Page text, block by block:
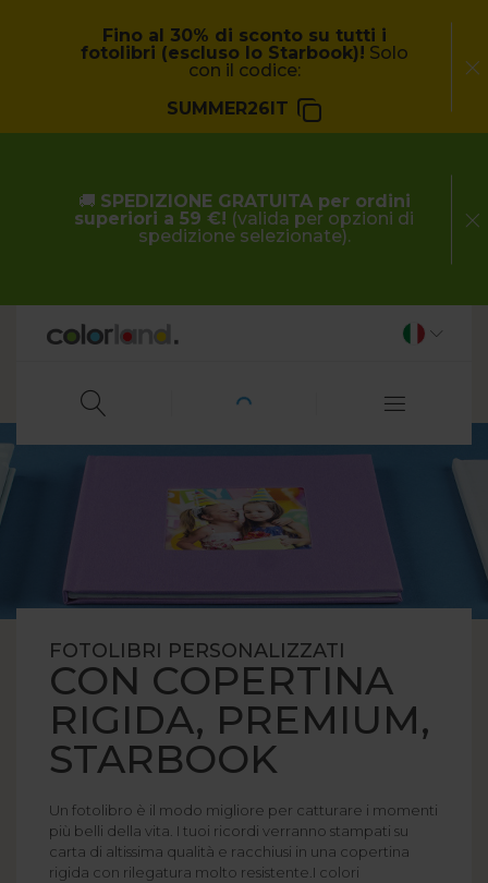
Fino al 30% di sconto su tutti i
fotolibri (escluso lo Starbook)! Solo
con il codice:
SUMMER26IT
🚚 SPEDIZIONE GRATUITA per ordini
superiori a 59 €! (valida per opzioni di
spedizione selezionate).
FOTOLIBRI PERSONALIZZATI
CON COPERTINA
RIGIDA, PREMIUM,
STARBOOK
Un fotolibro è il modo migliore per catturare i momenti
più belli della vita. I tuoi ricordi verranno stampati su
carta di altissima qualità e racchiusi in una copertina
rigida con rilegatura molto resistente.I colori